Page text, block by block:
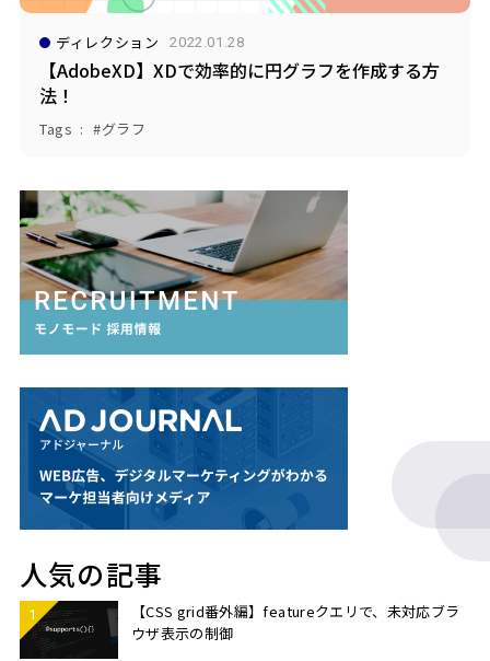
ディレクション 2022.01.28
【AdobeXD】XDで効率的に円グラフを作成する方
法！
Tags グラフ
人気の記事
【CSS grid番外編】featureクエリで、未対応ブラ
ウザ表示の制御